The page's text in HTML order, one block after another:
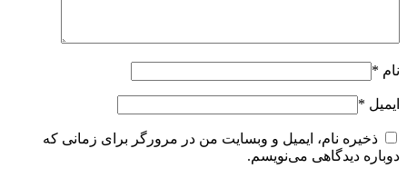
نام *
ایمیل *
ذخیره نام، ایمیل و وبسایت من در مرورگر برای زمانی که
دوباره دیدگاهی می‌نویسم.